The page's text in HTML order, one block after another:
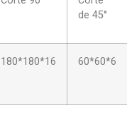
de 45°
180*180*16 60*60*6